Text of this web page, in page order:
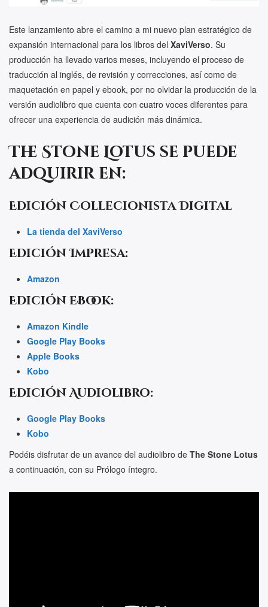
Este lanzamiento abre el camino a mi nuevo plan estratégico de
expansión internacional para los libros del XaviVerso. Su
producción ha llevado varios meses, incluyendo el proceso de
traducción al inglés, de revisión y correcciones, así como de
maquetación en papel y ebook, por no olvidar la producción de la
versión audiolibro que cuenta con cuatro voces diferentes para
ofrecer una experiencia de audición más dinámica.
The Stone Lotus se puede
adquirir en:
Edición Collecionista Digital
La tienda del XaviVerso
Edición Impresa:
Amazon
Edición eBook:
Amazon Kindle
Google Play Books
Apple Books
Kobo
Edición Audiolibro:
Google Play Books
Kobo
Podéis disfrutar de un avance del audiolibro de The Stone Lotus
a continuación, con su Prólogo íntegro.